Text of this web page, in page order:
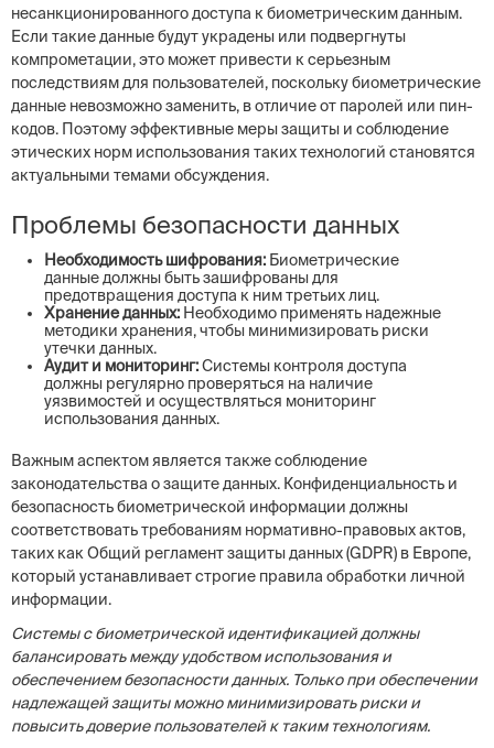
несанкционированного доступа к биометрическим данным.
Если такие данные будут украдены или подвергнуты
компрометации, это может привести к серьезным
последствиям для пользователей, поскольку биометрические
данные невозможно заменить, в отличие от паролей или пин-
кодов. Поэтому эффективные меры защиты и соблюдение
этических норм использования таких технологий становятся
актуальными темами обсуждения.
Проблемы безопасности данных
Необходимость шифрования: Биометрические
данные должны быть зашифрованы для
предотвращения доступа к ним третьих лиц.
Хранение данных: Необходимо применять надежные
методики хранения, чтобы минимизировать риски
утечки данных.
Аудит и мониторинг:Системы контроля доступа
должны регулярно проверяться на наличие
уязвимостей и осуществляться мониторинг
использования данных.
Важным аспектом является также соблюдение
законодательства о защите данных. Конфиденциальность и
безопасность биометрической информации должны
соответствовать требованиям нормативно-правовых актов,
таких как Общий регламент защиты данных (GDPR) в Европе,
который устанавливает строгие правила обработки личной
информации.
Системы с биометрической идентификацией должны
балансировать между удобством использования и
обеспечением безопасности данных. Только при обеспечении
надлежащей защиты можно минимизировать риски и
повысить доверие пользователей к таким технологиям.